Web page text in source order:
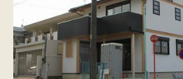
スタッフ紹介